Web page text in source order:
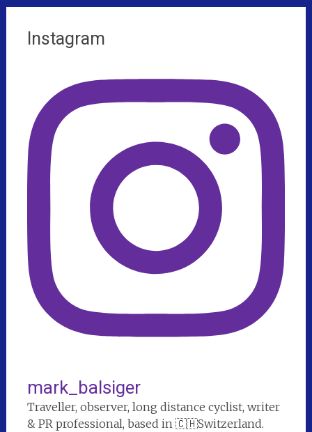
Instagram
mark_balsiger
Traveller, observer, long distance cyclist, writer
& PR professional, based in 🇨🇭Switzerland.